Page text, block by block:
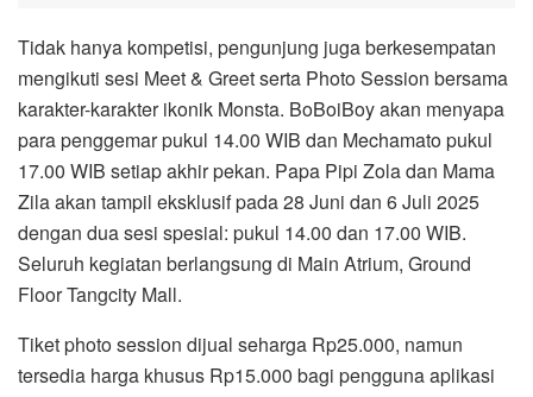
Tidak hanya kompetisi, pengunjung juga berkesempatan
mengikuti sesi Meet & Greet serta Photo Session bersama
karakter-karakter ikonik Monsta. BoBoiBoy akan menyapa
para penggemar pukul 14.00 WIB dan Mechamato pukul
17.00 WIB setiap akhir pekan. Papa Pipi Zola dan Mama
Zila akan tampil eksklusif pada 28 Juni dan 6 Juli 2025
dengan dua sesi spesial: pukul 14.00 dan 17.00 WIB.
Seluruh kegiatan berlangsung di Main Atrium, Ground
Floor Tangcity Mall.
Tiket photo session dijual seharga Rp25.000, namun
tersedia harga khusus Rp15.000 bagi pengguna aplikasi